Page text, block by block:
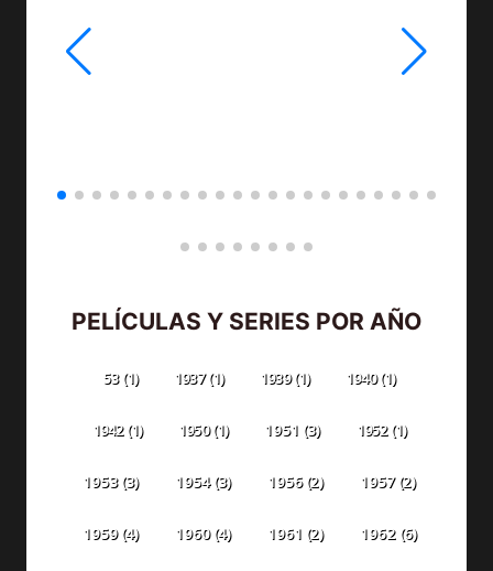
PELÍCULAS Y SERIES POR AÑO
53(1) 1937(1) 1939(1) 1940(1)
1942(1) 1950(1) 1951 (3) 1952(1)
1953(3) 1954(3) 1956(2) 1957(2)
1959(4) 1960(4) 1961 (2) 1962(6)